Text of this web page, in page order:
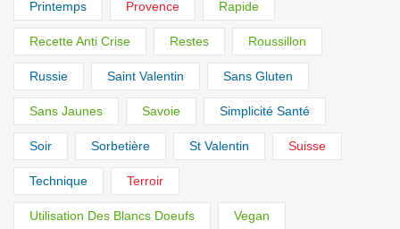
Printemps Provence Rapide
Recette Anti Crise Restes Roussillon
Russie Saint Valentin Sans Gluten
Sans Jaunes Savoie Simplicité Santé
Soir Sorbetière St Valentin Suisse
Technique Terroir
Utilisation Des Blancs Doeufs Vegan